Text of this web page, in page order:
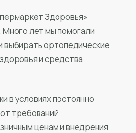
Здоровья»
Много лет мы помогали
выбирать ортопедические
и средства
в условиях постоянно
требований
ценам и внедрения